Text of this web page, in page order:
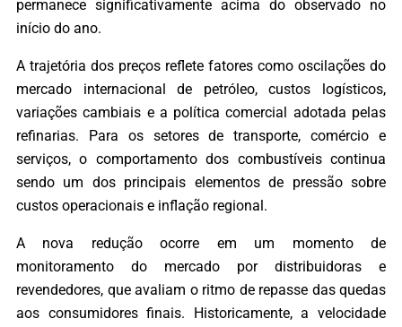
permanece significativamente acima do observado no
início do ano.
A trajetória dos preços reflete fatores como oscilações do
mercado internacional de petróleo, custos logísticos,
variações cambiais e a política comercial adotada pelas
refinarias. Para os setores de transporte, comércio e
serviços, o comportamento dos combustíveis continua
sendo um dos principais elementos de pressão sobre
custos operacionais e inflação regional.
A nova redução ocorre em um momento de
monitoramento do mercado por distribuidoras e
revendedores, que avaliam o ritmo de repasse das quedas
aos consumidores finais. Historicamente, a velocidade